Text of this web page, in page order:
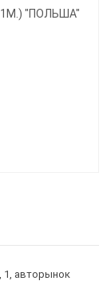
"ПОЛЬША"
1, авторынок